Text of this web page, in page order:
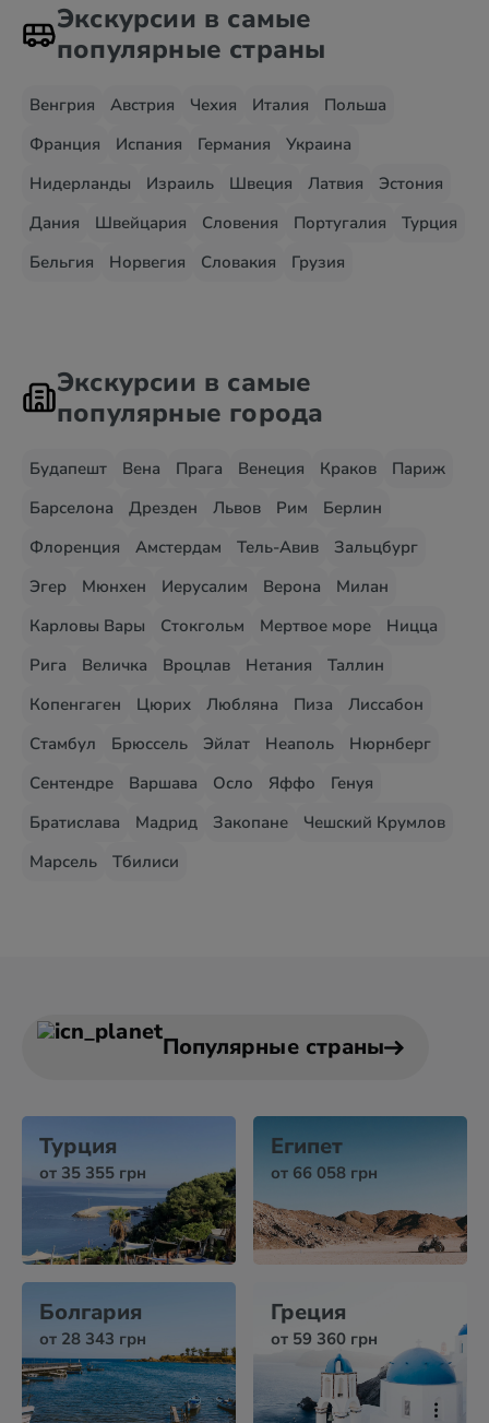
Экскурсии в самые
популярные страны
Венгрия Австрия Чехия Италия
Польша
Франция
Испания Германия
Украина
Нидерланды
Израиль Швеция Латвия
Эстония
Дания
Швейцария Словения Португалия
Турция
Бельгия
Норвегия Словакия Грузия
Экскурсии в самые
популярные города
Будапешт Вена Прага Венеция Краков
Париж
Барселона
Дрезден Львов Рим
Берлин
Флоренция
Амстердам Тель-Авив
Зальцбург
Эгер
Мюнхен Иерусалим Верона
Милан
Карловы Вары
Стокгольм Мертвое море
Ницца
Рига
Величка Вроцлав Нетания
Таллин
Копенгаген
Цюрих Любляна Пиза
Лиссабон
Стамбул
Брюссель Эйлат Неаполь
Нюрнберг
Сентендре
Варшава Осло Яффо
Генуя
Братислава
Мадрид Закопане
Чешский Крумлов
Марсель
Тбилиси
Популярные страны
Турция
от 35 355 грн
Египет
от 66 058 грн
Болгария
от 28 343 грн
Греция
от 59 360 грн